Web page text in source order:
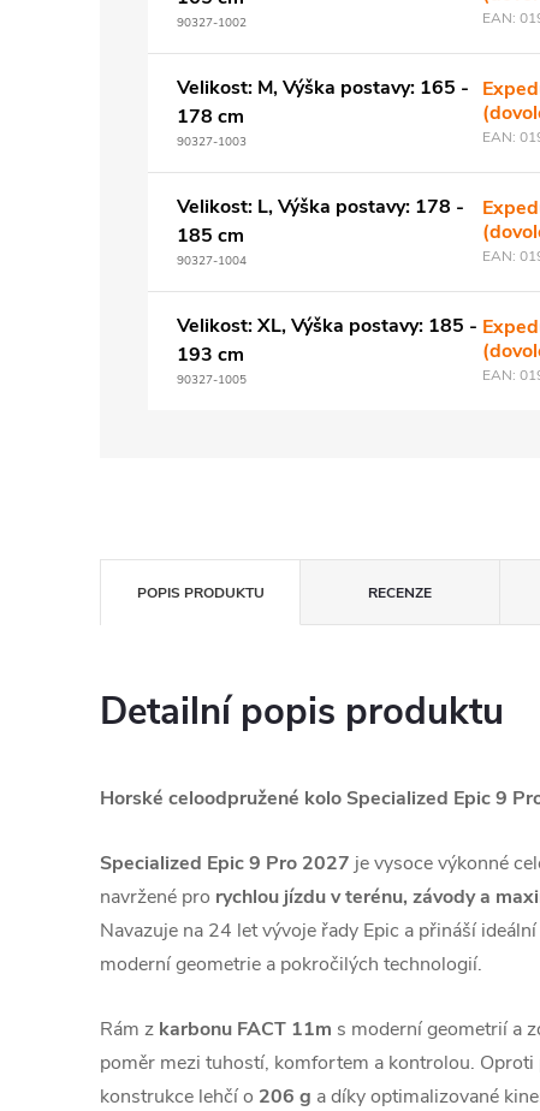
90327-1002 EAN:
Velikost: M, Výška postavy: 165 -
178 cm
90327-1003 EAN:
Velikost: L, Výška postavy: 178 -
185 cm
90327-1004 EAN:
Velikost: XL, Výška postavy: 185 -
193 cm
90327-1005 EAN:
POPIS PRODUKTU RECENZE
Detailní popis produktu
Horské celoodpružené kolo Specialized Epic 9
Specialized Epic 9 Pro 2027 je vysoce výkonné
navržené pro rychlou jízdu v terénu, závody a
Navazuje na 24 let vývoje řady Epic a přináší
moderní geometrie a pokročilých technologií.
Rám z karbonu FACT 11m s moderní geometrií a
poměr mezi tuhostí, komfortem a kontrolou. Oproti
konstrukce lehčí o 206 g a díky optimalizované